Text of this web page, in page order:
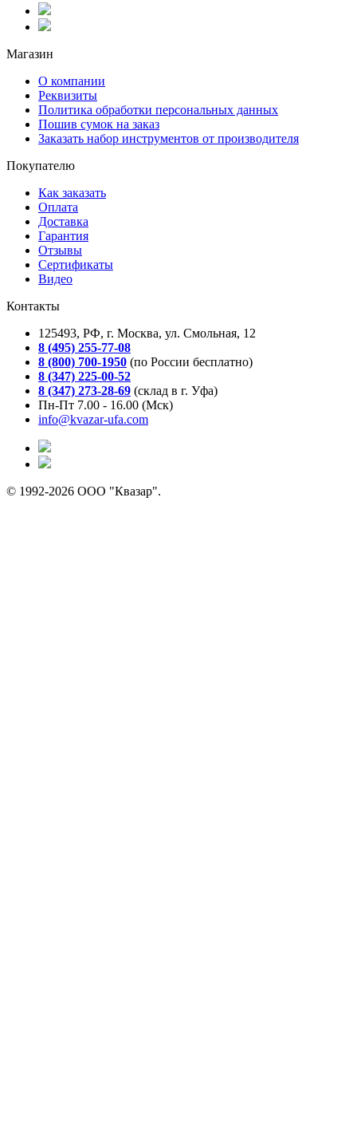
Магазин
О компании
Реквизиты
Политика обработки персональных данных
Пошив сумок на заказ
Заказать набор инструментов от производителя
Покупателю
Как заказать
Оплата
Доставка
Гарантия
Отзывы
Сертификаты
Видео
Контакты
125493, РФ, г. Москва, ул. Смольная, 12
8 (495) 255-77-08
8 (800) 700-1950 (по России бесплатно)
8 (347) 225-00-52
8 (347) 273-28-69 (склад в г. Уфа)
Пн-Пт 7.00 - 16.00 (Мск)
info@kvazar-ufa.com
© 1992-2026 ООО "Квазар".